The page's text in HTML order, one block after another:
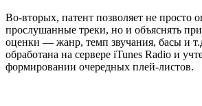
Во-вторых, патент позволяет не просто
прослушанные треки, но и объяснять
оценки — жанр, темп звучания, басы и
обработана на сервере iTunes Radio и
формировании очередных плей-листов.